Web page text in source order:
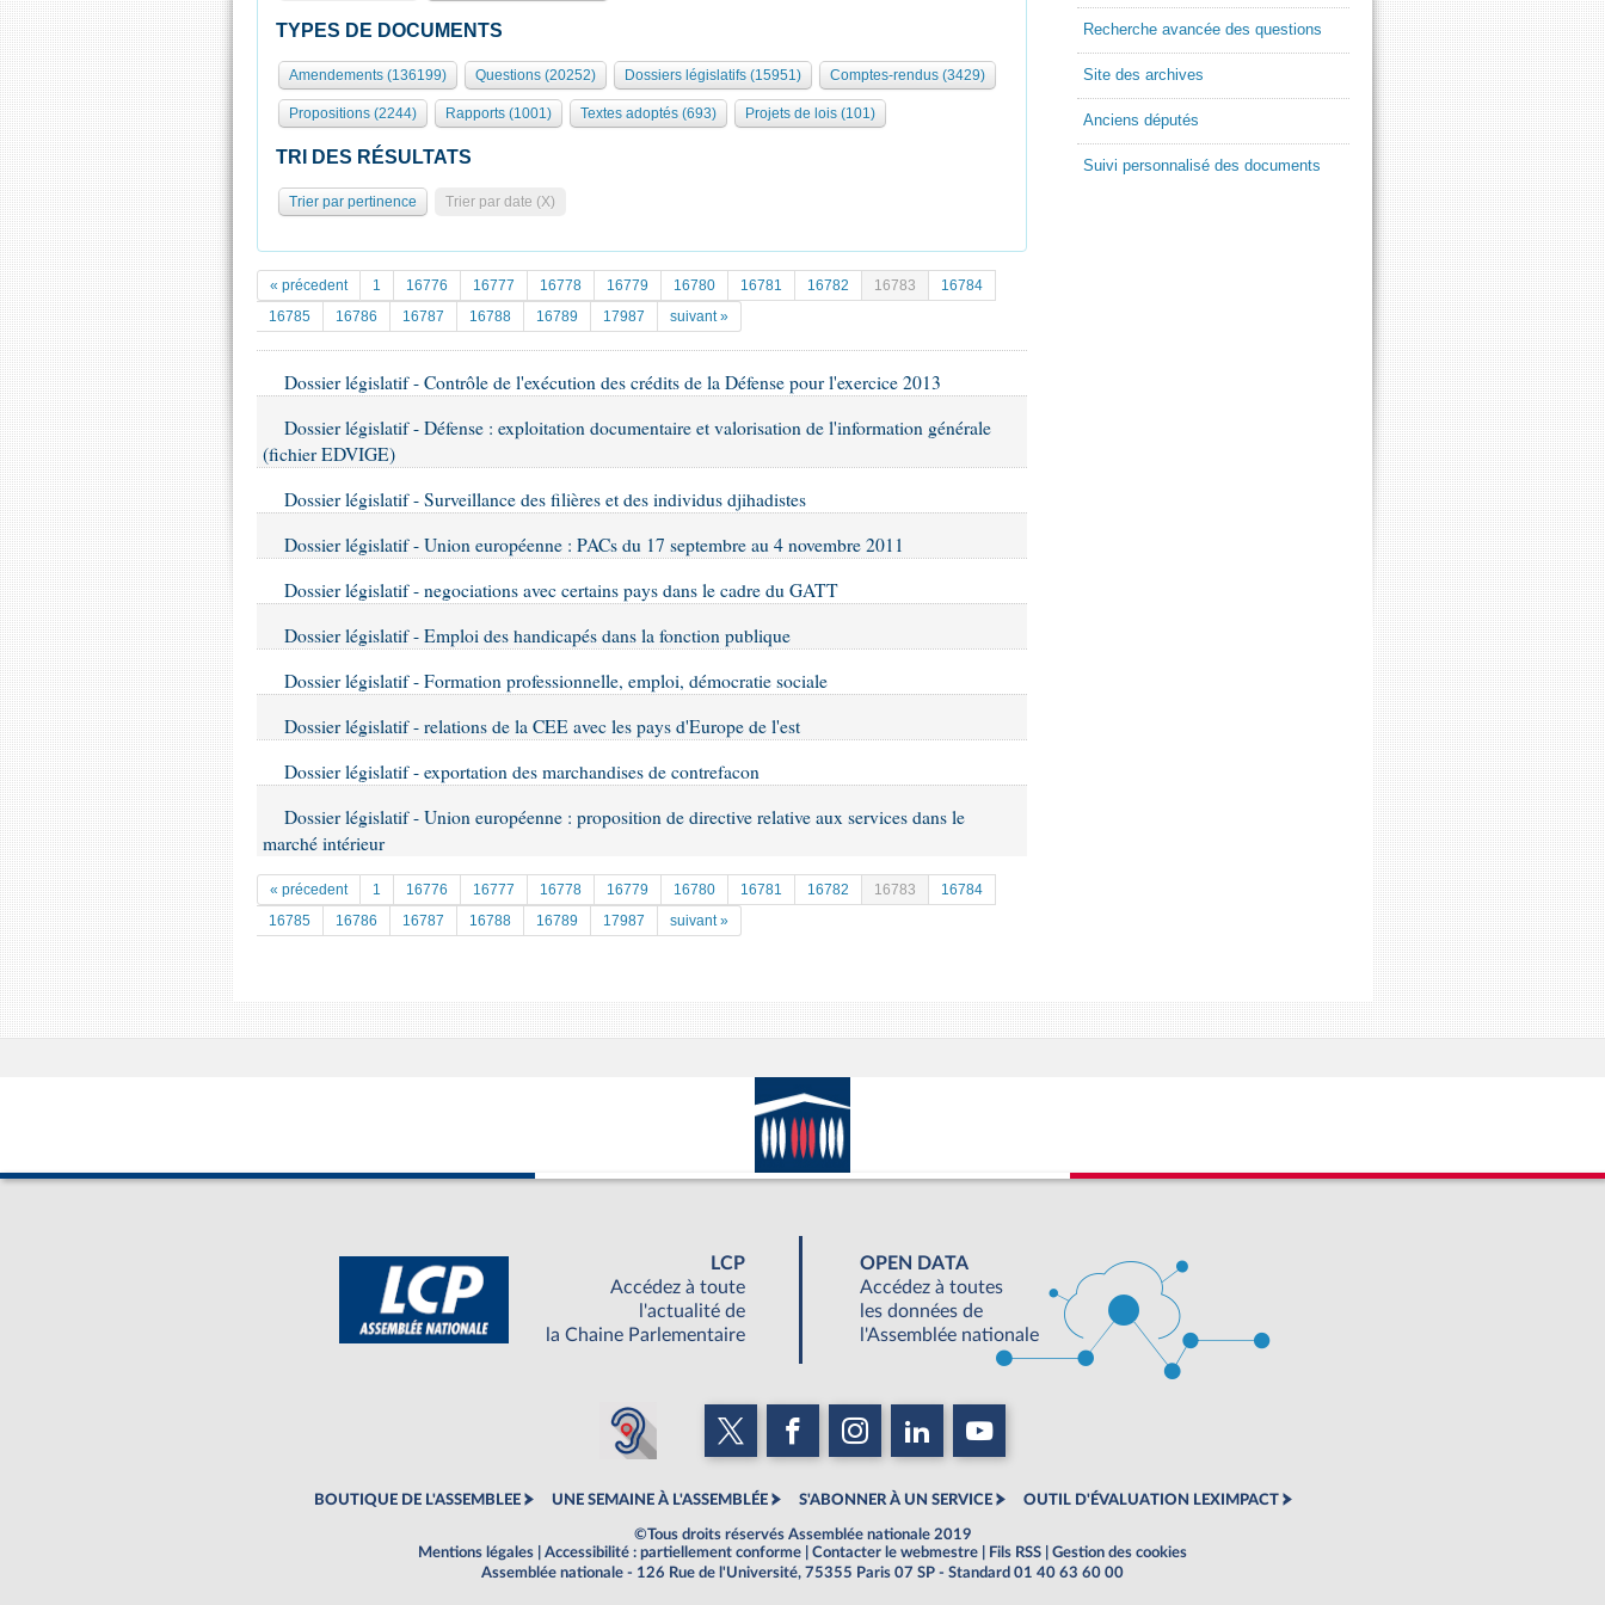
TYPES DE DOCUMENTS
Amendements (136199) Questions (20252) Dossiers législatifs (15951) Comptes-rendus (3429)
Propositions (2244) Rapports (1001) Textes adoptés (693) Projets de lois (101)
TRI DES RÉSULTATS
Trier par pertinence Trier par date (X)
« précedent 1 16776 16777 16778 16779 16780 16781 16782 16783
16784
16785
16786 16787 16788 16789 17987 suivant »
Dossier législatif - Contrôle de l'exécution des crédits de la Défense pour l'exercice 2013
Dossier législatif - Défense : exploitation documentaire et valorisation de l'information générale
(fichier EDVIGE)
Dossier législatif - Surveillance des filières et des individus djihadistes
Dossier législatif - Union européenne : PACs du 17 septembre au 4 novembre 2011
Dossier législatif - negociations avec certains pays dans le cadre du GATT
Dossier législatif - Emploi des handicapés dans la fonction publique
Dossier législatif - Formation professionnelle, emploi, démocratie sociale
Dossier législatif - relations de la CEE avec les pays d'Europe de l'est
Dossier législatif - exportation des marchandises de contrefacon
Dossier législatif - Union européenne : proposition de directive relative aux services dans le
marché intérieur
« précedent 1 16776 16777 16778 16779 16780 16781 16782 16783
16784
16785
16786 16787 16788 16789 17987 suivant »
Recherche avancée des questions
Site des archives
Anciens députés
Suivi personnalisé des documents
LCP
Accédez à toute
l'actualité de
la Chaine Parlementaire
OPEN DATA
Accédez à toutes
les données de
l'Assemblée nationale
BOUTIQUE DE L'ASSEMBLEE UNE SEMAINE À L'ASSEMBLÉE S'ABONNER À UN SERVICE OUTIL D'ÉVALUATION LEXIMPACT
©Tous droits réservés Assemblée nationale 2019
Mentions légales
Accessibilité : partiellement conforme Contacter le webmestre Fils RSS
Gestion des cookies
Assemblée nationale - 126 Rue de l'Université, 75355 Paris 07 SP - Standard 01 40 63 60 00